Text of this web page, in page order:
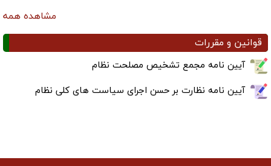
مشاهده همه
قوانین و مقررات
آیین نامه مجمع تشخیص مصلحت نظام
آیین نامه نظارت بر حسن اجرای سیاست های کلی نظام